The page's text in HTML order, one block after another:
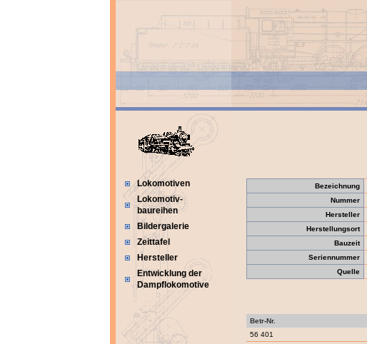
Lokomotiven
Lokomotiv-
baureihen
Bildergalerie
Zeittafel
Hersteller
Entwicklung der
Dampflokomotive
Bezeichnung
Nummer
Hersteller
Herstellungsort
Bauzeit
Seriennummer
Quelle
Betr-Nr.
56 401